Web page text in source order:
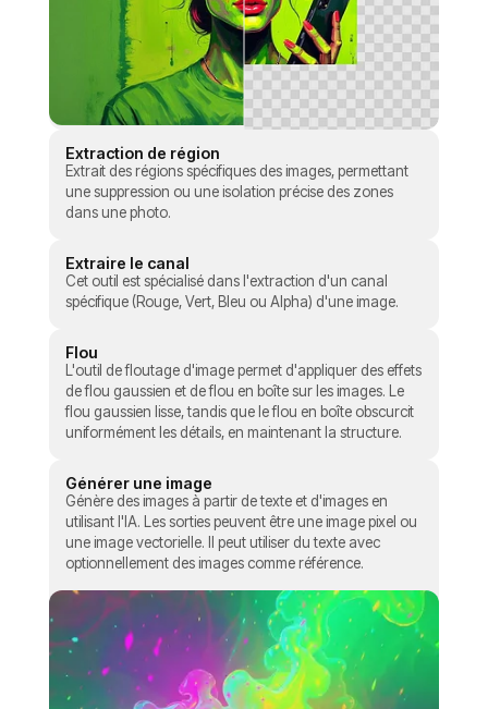
Extraction de région
Extrait des régions spécifiques des images, permettant
une suppression ou une isolation précise des zones
dans une photo.
Extraire le canal
Cet outil est spécialisé dans l'extraction d'un canal
spécifique (Rouge, Vert, Bleu ou Alpha) d'une image.
Flou
L'outil de floutage d'image permet d'appliquer des effets
de flou gaussien et de flou en boîte sur les images. Le
flou gaussien lisse, tandis que le flou en boîte obscurcit
uniformément les détails, en maintenant la structure.
Générer une image
Génère des images à partir de texte et d'images en
utilisant l'IA. Les sorties peuvent être une image pixel ou
une image vectorielle. Il peut utiliser du texte avec
optionnellement des images comme référence.